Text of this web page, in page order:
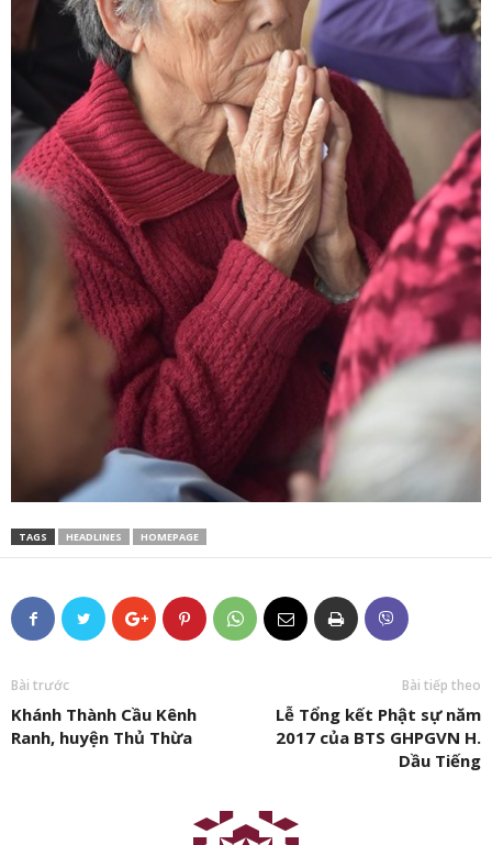
TAGS HEADLINES HOMEPAGE
Bài trước
Khánh Thành Cầu Kênh
Ranh, huyện Thủ Thừa
Bài tiếp theo
Lễ Tổng kết Phật sự năm
2017 của BTS GHPGVN H.
Dầu Tiếng